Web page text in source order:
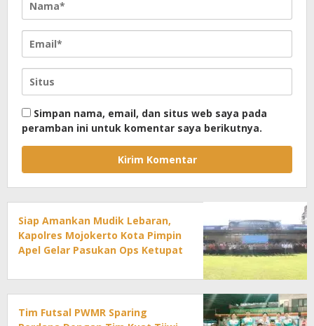
Simpan nama, email, dan situs web saya pada
peramban ini untuk komentar saya berikutnya.
Siap Amankan Mudik Lebaran,
Kapolres Mojokerto Kota Pimpin
Apel Gelar Pasukan Ops Ketupat
Tim Futsal PWMR Sparing